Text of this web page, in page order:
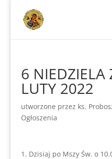
6 NIEDZIELA
LUTY 2022
utworzone przez ks.
Ogłoszenia
1. Dzisiaj po Mszy Św. o